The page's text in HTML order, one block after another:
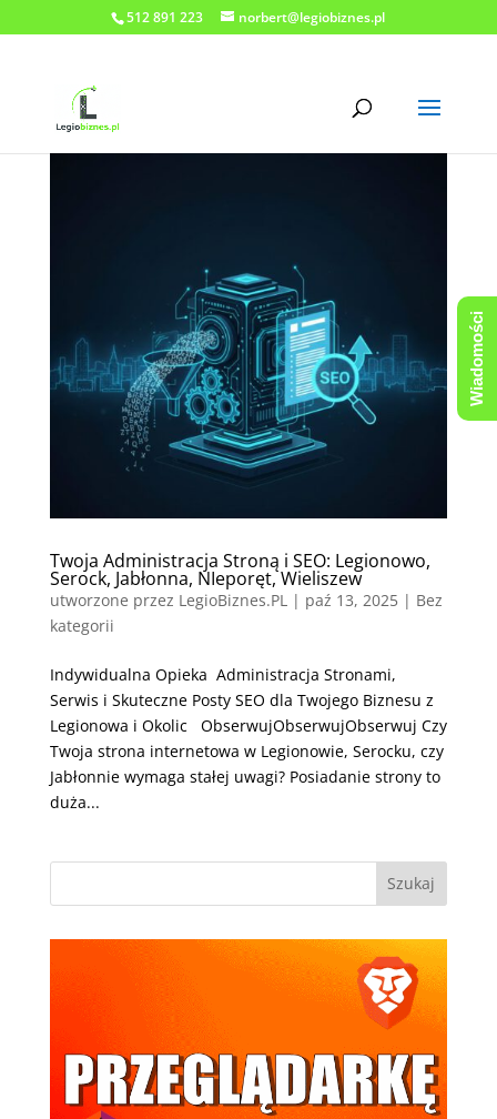
512 891 223 norbert@legiobiznes.pl
Twoja Administracja Stroną i SEO: Legionowo,
Serock, Jabłonna, NIeporęt, Wieliszew
utworzone przez LegioBiznes.PL | paź 13, 2025| Bez
kategorii
Indywidualna Opieka Administracja Stronami,
Serwis i Skuteczne Posty SEO dla Twojego Biznesu z
Legionowa i Okolic ObserwujObserwujObserwuj Czy
Twoja strona internetowa w Legionowie, Serocku, czy
Jabłonnie wymaga stałej uwagi? Posiadanie strony to
duża...
Wiadomości